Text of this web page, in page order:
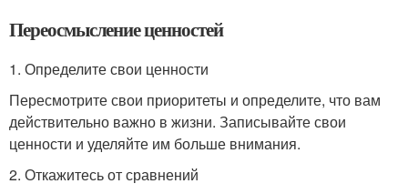
Переосмысление ценностей
1. Определите свои ценности
Пересмотрите свои приоритеты и определите, что вам
действительно важно в жизни. Записывайте свои
ценности и уделяйте им больше внимания.
2. Откажитесь от сравнений